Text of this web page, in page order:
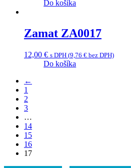
Do košíka
Zamat ZA0017
12,00 € s DPH (9,76 € bez DPH)
Do košíka
←
1
2
3
…
14
15
16
17